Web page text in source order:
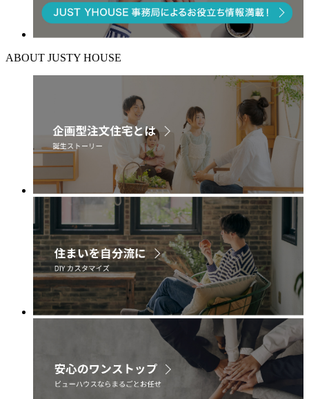
ABOUT JUSTY HOUSE